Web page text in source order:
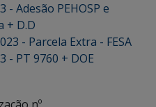
- Adesão PEHOSP e
+ D.D
- Parcela Extra - FESA
- PT 9760 + DOE